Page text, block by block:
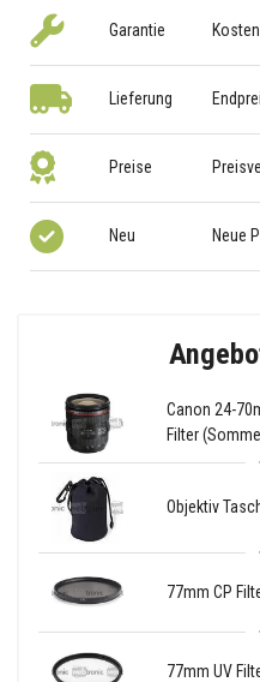
Garantie
Lieferung
Preise
Neu Neue
Canon 24-
Filter
Objektiv
77mm CP
77mm UV